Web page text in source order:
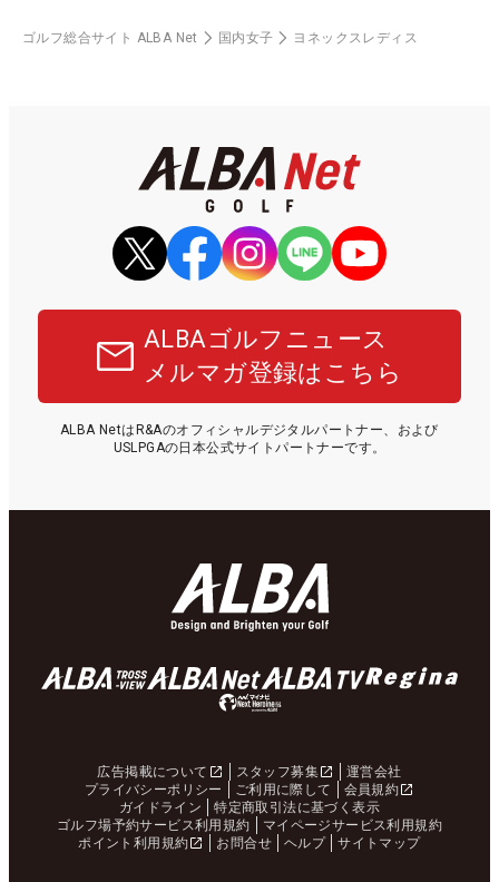
ゴルフ総合サイト ALBA Net 国内女子 ヨネックスレディス
ALBAゴルフニュース
メルマガ登録はこちら
ALBA NetはR&Aのオフィシャルデジタルパートナー、および
USLPGAの日本公式サイトパートナーです。
広告掲載について スタッフ募集
運営会社
プライバシーポリシー
ご利用に際して
会員規約
ガイドライン
特定商取引法に基づく表示
ゴルフ場予約サービス利用規約
マイページサービス利用規約
ポイント利用規約
お問合せ ヘルプ サイトマップ